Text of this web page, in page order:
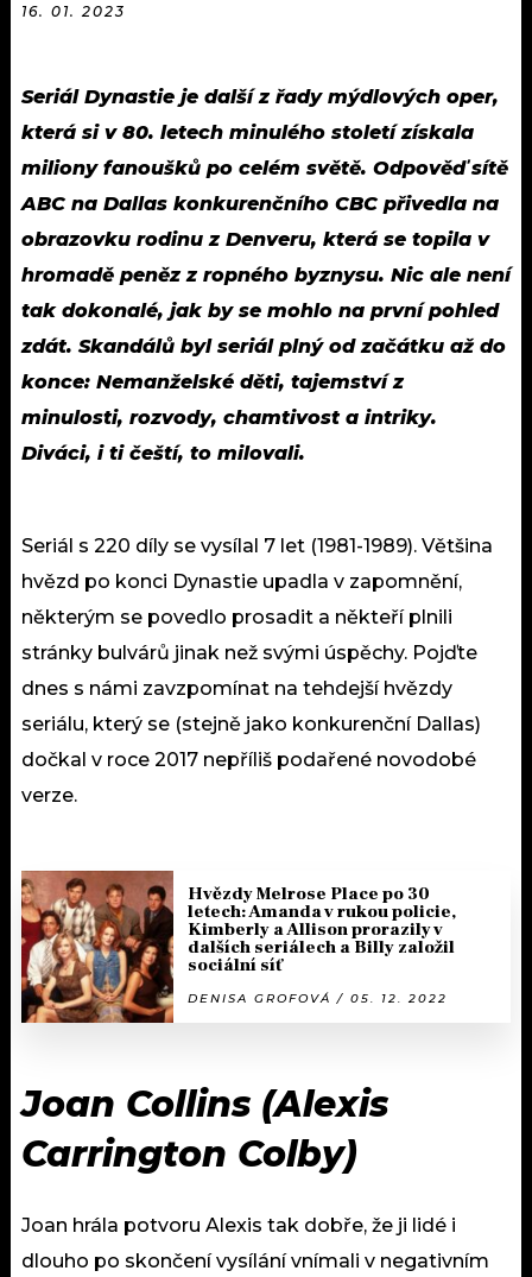
16. 01. 2023
Seriál Dynastie je další z řady mýdlových oper,
která si v 80. letech minulého století získala
miliony fanoušků po celém světě. Odpověď sítě
ABC na Dallas konkurenčního CBC přivedla na
obrazovku rodinu z Denveru, která se topila v
hromadě peněz z ropného byznysu. Nic ale není
tak dokonalé, jak by se mohlo na první pohled
zdát. Skandálů byl seriál plný od začátku až do
konce: Nemanželské děti, tajemství z
minulosti, rozvody, chamtivost a intriky.
Diváci, i ti čeští, to milovali.
Seriál s 220 díly se vysílal 7 let (1981-1989). Většina
hvězd po konci Dynastie upadla v zapomnění,
některým se povedlo prosadit a někteří plnili
stránky bulvárů jinak než svými úspěchy. Pojďte
dnes s námi zavzpomínat na tehdejší hvězdy
seriálu, který se (stejně jako konkurenční Dallas)
dočkal v roce 2017 nepříliš podařené novodobé
verze.
Hvězdy Melrose Place po 30
letech: Amanda v rukou policie,
Kimberly a Allison prorazily v
dalších seriálech a Billy založil
sociální síť
DENISA GROFOVÁ / 05. 12. 2022
Joan Collins (Alexis
Carrington Colby)
Joan hrála potvoru Alexis tak dobře, že ji lidé i
dlouho po skončení vysílání vnímali v negativním